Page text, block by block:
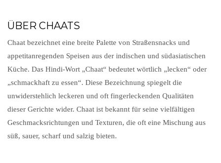
ÜBER CHAATS
Chaat bezeichnet eine breite Palette von Straßensnacks und
appetitanregenden Speisen aus der indischen und südasiatischen
Küche. Das Hindi-Wort „Chaat“ bedeutet wörtlich „lecken“ oder
„schmackhaft zu essen“. Diese Bezeichnung spiegelt die
unwiderstehlich leckeren und oft fingerleckenden Qualitäten
dieser Gerichte wider. Chaat ist bekannt für seine vielfältigen
Geschmacksrichtungen und Texturen, die oft eine Mischung aus
süß, sauer, scharf und salzig bieten.